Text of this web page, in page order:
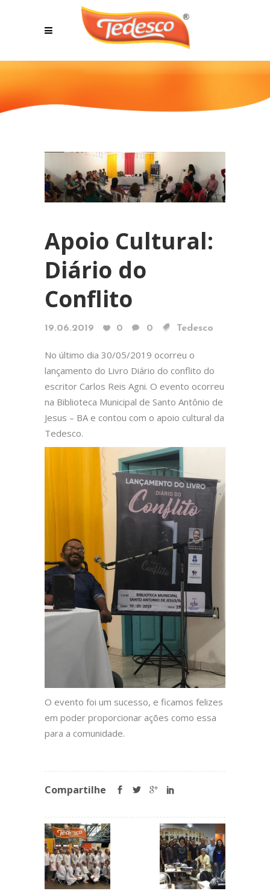
Apoio Cultural:
Diário do
Conflito
19.06.2019 0 0 Tedesco
No último dia 30/05/2019 ocorreu o
lançamento do Livro Diário do conflito do
escritor Carlos Reis Agni. O evento ocorreu
na Biblioteca Municipal de Santo Antônio de
Jesus – BA e contou com o apoio cultural da
Tedesco.
O evento foi um sucesso, e ficamos felizes
em poder proporcionar ações como essa
para a comunidade.
Compartilhe